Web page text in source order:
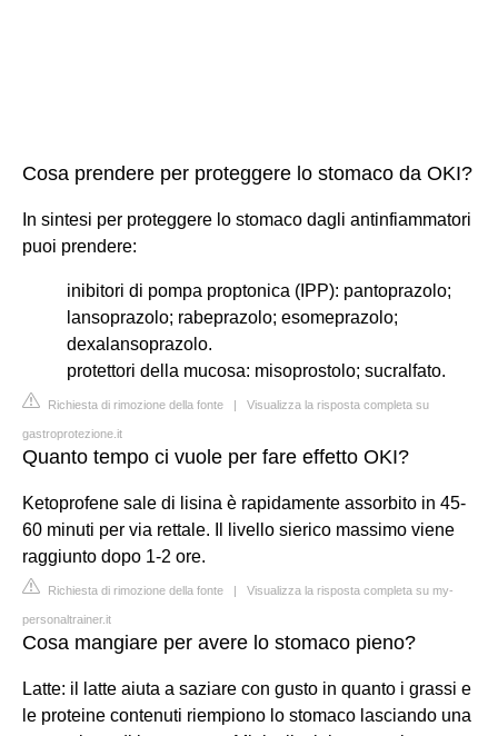
Cosa prendere per proteggere lo stomaco da OKI?
In sintesi per proteggere lo stomaco dagli antinfiammatori
puoi prendere:
inibitori di pompa proptonica (IPP): pantoprazolo;
lansoprazolo; rabeprazolo; esomeprazolo;
dexalansoprazolo.
protettori della mucosa: misoprostolo; sucralfato.
Richiesta di rimozione della fonte | Visualizza la risposta completa su
gastroprotezione.it
Quanto tempo ci vuole per fare effetto OKI?
Ketoprofene sale di lisina è rapidamente assorbito in 45-
60 minuti per via rettale. Il livello sierico massimo viene
raggiunto dopo 1-2 ore.
Richiesta di rimozione della fonte | Visualizza la risposta completa su my-
personaltrainer.it
Cosa mangiare per avere lo stomaco pieno?
Latte: il latte aiuta a saziare con gusto in quanto i grassi e
le proteine contenuti riempiono lo stomaco lasciando una